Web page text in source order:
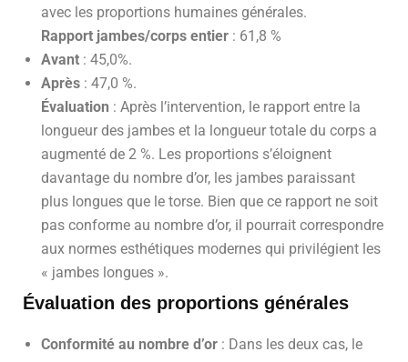
avec les proportions humaines générales.
Rapport jambes/corps entier : 61,8 %
Avant : 45,0%.
Après : 47,0 %.
Évaluation : Après l’intervention, le rapport entre la
longueur des jambes et la longueur totale du corps a
augmenté de 2 %. Les proportions s’éloignent
davantage du nombre d’or, les jambes paraissant
plus longues que le torse. Bien que ce rapport ne soit
pas conforme au nombre d’or, il pourrait correspondre
aux normes esthétiques modernes qui privilégient les
« jambes longues ».
Évaluation des proportions générales
Conformité au nombre d’or : Dans les deux cas, le